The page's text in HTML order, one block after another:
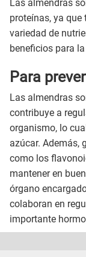
Las almendras
proteínas, ya
variedad de
beneficios para
Para
Las almendras
contribuye a
organismo, lo
azúcar. Además,
como los
mantener en
órgano
colaboran en
importante